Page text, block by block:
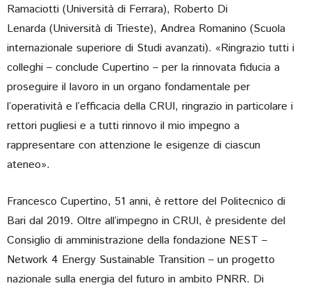
Ramaciotti (Università di Ferrara), Roberto Di
Lenarda (Università di Trieste), Andrea Romanino (Scuola
internazionale superiore di Studi avanzati). «Ringrazio tutti i
colleghi – conclude Cupertino – per la rinnovata fiducia a
proseguire il lavoro in un organo fondamentale per
l’operatività e l’efficacia della CRUI, ringrazio in particolare i
rettori pugliesi e a tutti rinnovo il mio impegno a
rappresentare con attenzione le esigenze di ciascun
ateneo».
Francesco Cupertino, 51 anni, è rettore del Politecnico di
Bari dal 2019. Oltre all’impegno in CRUI, è presidente del
Consiglio di amministrazione della fondazione NEST –
Network 4 Energy Sustainable Transition – un progetto
nazionale sulla energia del futuro in ambito PNRR. Di